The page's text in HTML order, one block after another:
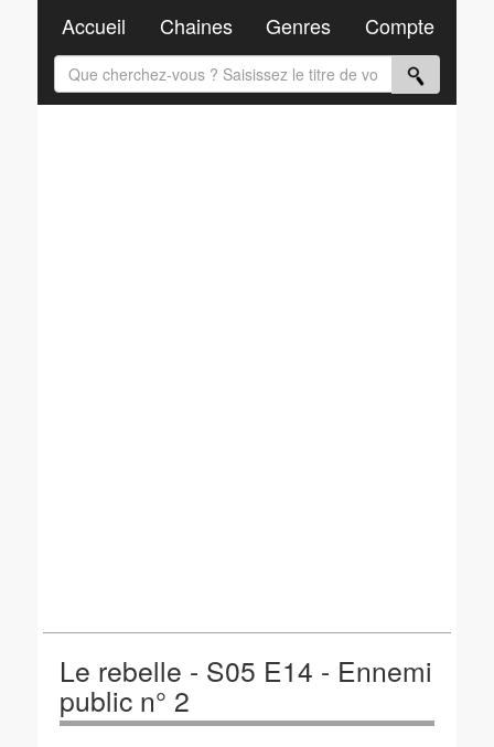
Le rebelle - S05 E14 - Ennemi
public n° 2
Accueil Chaines Genres Compte